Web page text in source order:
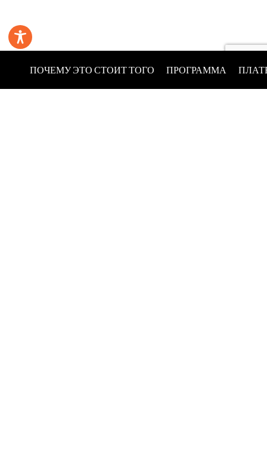
ПОЧЕМУ ЭТО СТОИТ ТОГО ПРОГРАММА